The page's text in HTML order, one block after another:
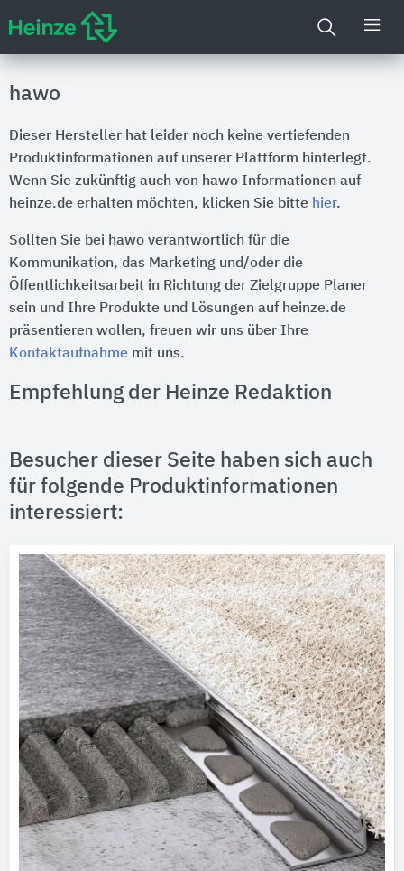
hawo
Dieser Hersteller hat leider noch keine vertiefenden
Produktinformationen auf unserer Plattform hinterlegt.
Wenn Sie zukünftig auch von hawo Informationen auf
heinze.de erhalten möchten, klicken Sie bitte hier.
Sollten Sie bei hawo verantwortlich für die
Kommunikation, das Marketing und/oder die
Öffentlichkeitsarbeit in Richtung der Zielgruppe Planer
sein und Ihre Produkte und Lösungen auf heinze.de
präsentieren wollen, freuen wir uns über Ihre
Kontaktaufnahme mit uns.
Empfehlung der Heinze Redaktion
Besucher dieser Seite haben sich auch
für folgende Produktinformationen
interessiert: